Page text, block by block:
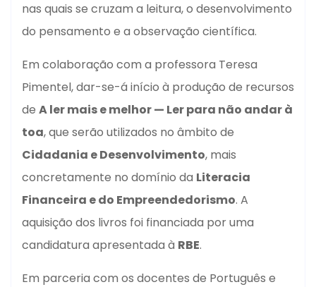
nas quais se cruzam a leitura, o desenvolvimento
do pensamento e a observação científica.
Em colaboração com a professora Teresa
Pimentel, dar-se-á início à produção de recursos
de A ler mais e melhor — Ler para não andar à
toa, que serão utilizados no âmbito de
Cidadania e Desenvolvimento, mais
concretamente no domínio da Literacia
Financeira e do Empreendedorismo. A
aquisição dos livros foi financiada por uma
candidatura apresentada à RBE.
Em parceria com os docentes de Português e